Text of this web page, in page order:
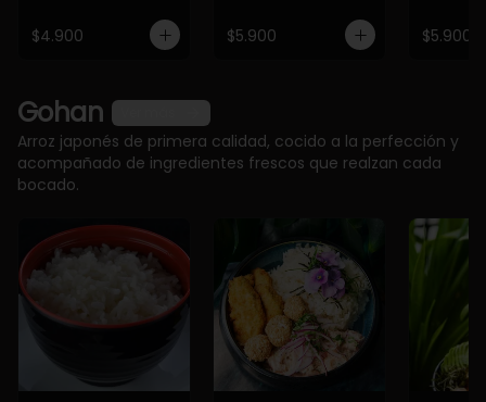
$4.900 $5.900 $5.900
Gohan
Arroz japonés de primera calidad, cocido a la perfección y
acompañado de ingredientes frescos que realzan cada
bocado.